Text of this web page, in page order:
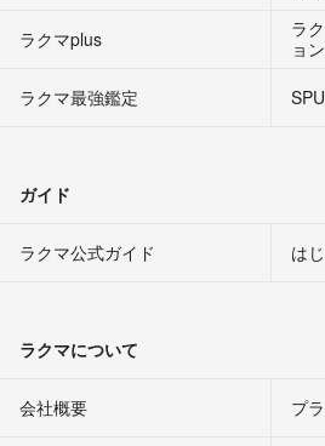
ラクマplus
ラ
ョ
ラクマ最強鑑定
SPU
ガイド
ラクマ公式ガイド は
ラクマについて
会社概要 プ